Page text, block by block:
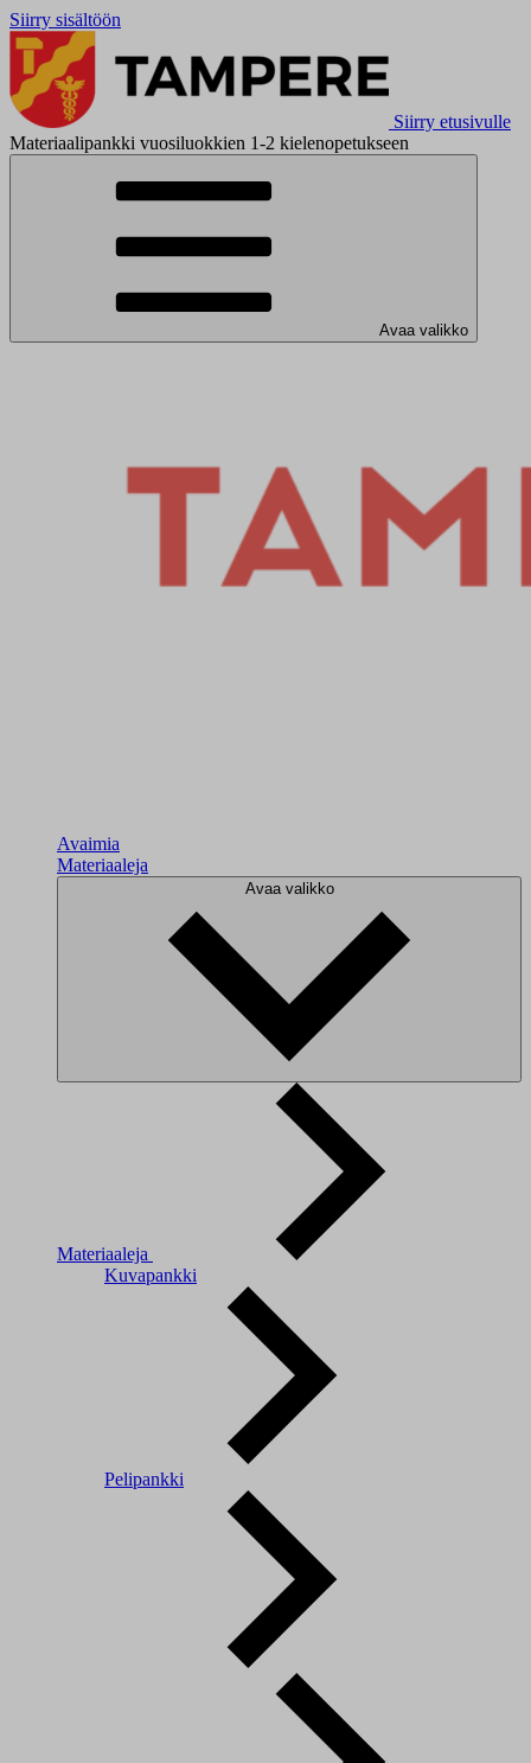
Siirry sisältöön
Siirry etusivulle
Materiaalipankki vuosiluokkien 1-2 kielenopetukseen
Avaa valikko
Avaimia
Materiaaleja
Avaa valikko
Materiaaleja
Kuvapankki
Pelipankki